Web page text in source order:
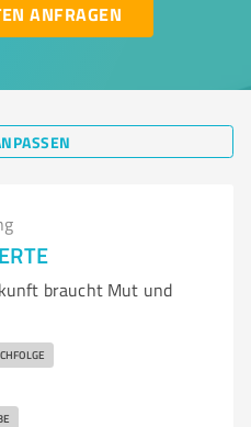
ANFRAGEN
braucht Mut und